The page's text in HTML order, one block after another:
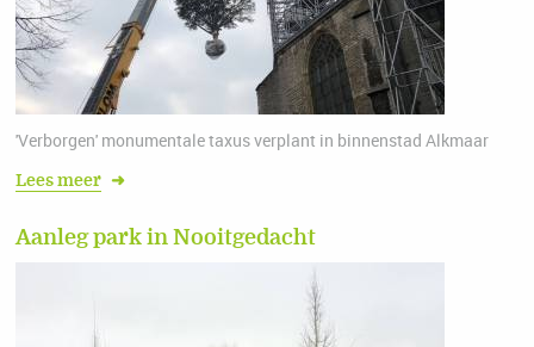
'Verborgen' monumentale taxus verplant in binnenstad Alkmaar
Lees meer ➜
Aanleg park in Nooitgedacht